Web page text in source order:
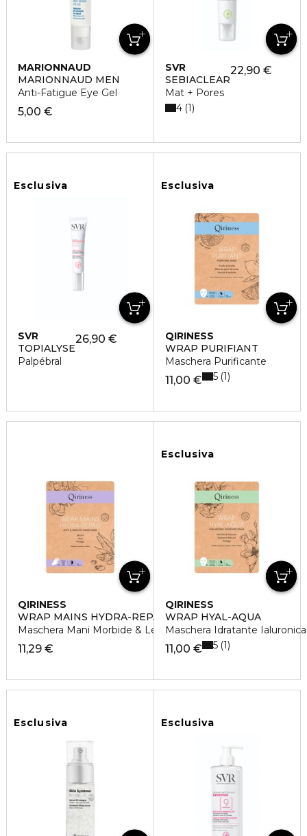
MARIONNAUD
MARIONNAUD MEN
Anti-Fatigue Eye Gel
5,00 €
SVR
SEBIACLEAR
Mat + Pores
22,90 €
4 1
Esclusiva
SVR
TOPIALYSE
Palpébral
26,90 €
Esclusiva
QIRINESS
WRAP PURIFIANT
Maschera Purificante
11,00 € 5 1
QIRINESS
WRAP MAINS HYDRA-REPAIR
Maschera Mani Morbide & Levigate
11,29 €
Esclusiva
QIRINESS
WRAP HYAL-AQUA
Maschera Idratante Ialuronica
11,00 € 5 1
Esclusiva Esclusiva